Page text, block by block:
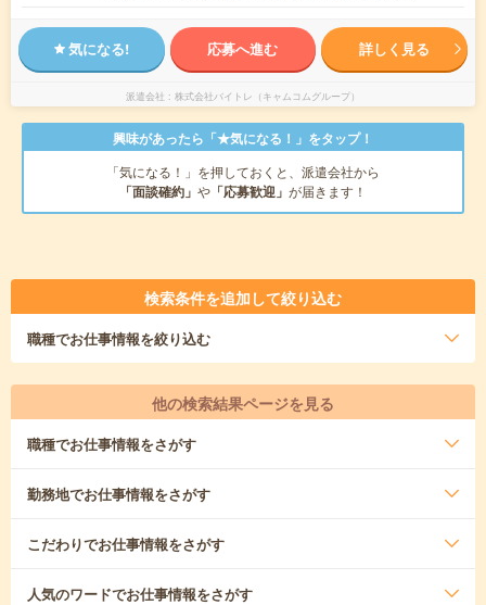
気になる! 応募へ進む 詳しく見る
派遣会社 株式会社バイトレ（キャムコムグループ）
興味があったら「★気になる！」をタップ！
「気になる！」を押しておくと、派遣会社から
「面談確約」 や 「応募歓迎」 が届きます！
検索条件を追加して絞り込む
職種でお仕事情報を絞り込む
他の検索結果ページを見る
職種でお仕事情報をさがす
勤務地でお仕事情報をさがす
こだわりでお仕事情報をさがす
人気のワードでお仕事情報をさがす